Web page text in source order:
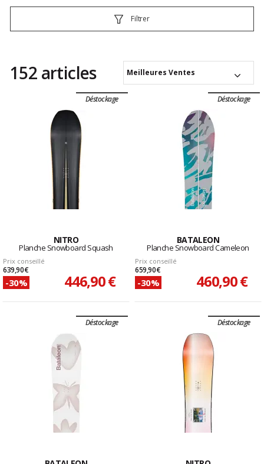
Filtrer
152 articles Meilleures Ventes
Déstockage
NITRO
Planche Snowboard Squash
Prix conseillé
639,90 €
-30% 446,90 €
Déstockage
BATALEON
Planche Snowboard Cameleon
Prix conseillé
659,90 €
-30% 460,90 €
Déstockage Déstockage